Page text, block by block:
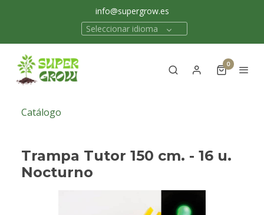
info@supergrow.es
Seleccionar idioma
0
Catálogo
Trampa Tutor 150 cm. - 16 u.
Nocturno